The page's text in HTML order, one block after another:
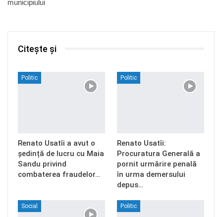
municipiului
Citește și
Politic
Renato Usatîi a avut o
ședință de lucru cu Maia
Sandu privind
combaterea fraudelor…
Politic
Renato Usatîi:
Procuratura Generală a
pornit urmărire penală
în urma demersului
depus…
Social Politic